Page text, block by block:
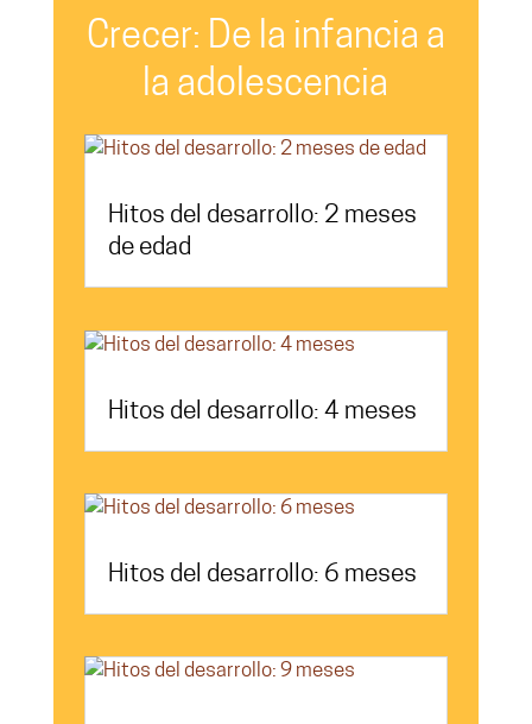
Crecer: De la infancia a
la adolescencia
Hitos del desarrollo: 2 meses
de edad
Hitos del desarrollo: 4 meses
Hitos del desarrollo: 6 meses